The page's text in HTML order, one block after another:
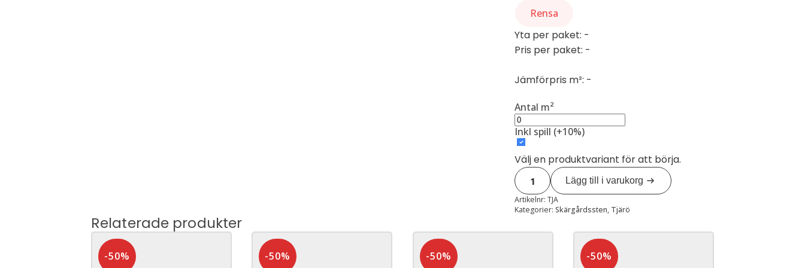
Rensa
Yta per paket: -
Pris per paket: -
Jämförpris m²: -
Antal m²
Inkl spill (+10%)
Välj en produktvariant för att börja.
Tjärö
mängd
Lägg till i varukorg
Artikelnr:TJA
Kategorier:Skärgårdssten, Tjärö
Relaterade produkter
-50% -50% -50% -50%